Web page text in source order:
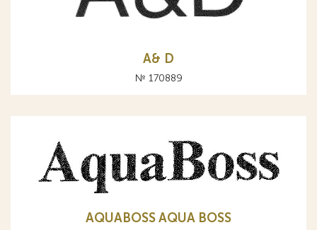
A& D
№ 170889
AQUABOSS AQUA BOSS